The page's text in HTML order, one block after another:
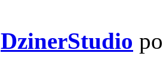
DzinerStudio